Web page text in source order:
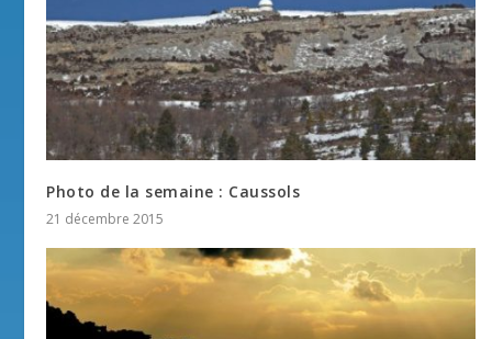
Photo de la semaine : Caussols
21 décembre 2015